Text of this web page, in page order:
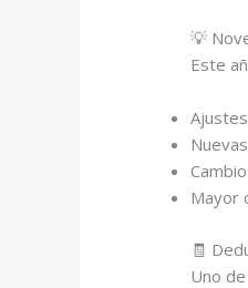
💡
Este
Mayor
🧾
Uno